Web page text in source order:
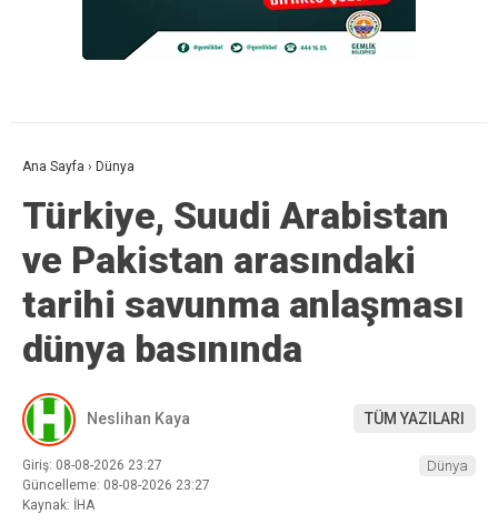
Ana Sayfa › Dünya
Türkiye, Suudi Arabistan
ve Pakistan arasındaki
tarihi savunma anlaşması
dünya basınında
Neslihan Kaya TÜM YAZILARI
Giriş: 08-08-2026 23:27
Güncelleme: 08-08-2026 23:27
Kaynak: İHA
Dünya